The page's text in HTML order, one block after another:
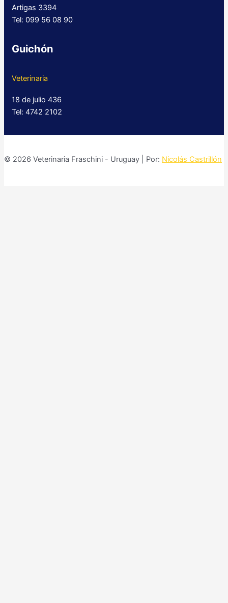
Artigas 3394
Tel: 099 56 08 90
Guichón
Veterinaria
18 de julio 436
Tel: 4742 2102
© 2026 Veterinaria Fraschini - Uruguay | Por: Nicolás Castrillón